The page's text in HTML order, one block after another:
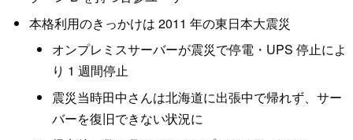
本格利用のきっかけは 2011 年の東日本大震災
オンプレミスサーバーが震災で停電・UPS 停止によ
り 1 週間停止
震災当時田中さんは北海道に出張中で帰れず、サー
バーを復旧できない状況に